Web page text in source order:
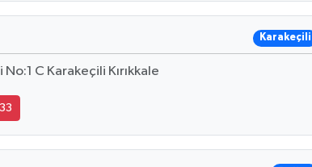
Karakeçili
C Karakeçili Kırıkkale